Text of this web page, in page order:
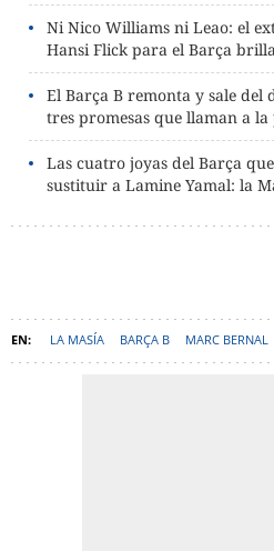
Ni Nico Williams ni Leao: el
Hansi Flick para el Barça
El Barça B remonta y sale del
tres promesas que llaman a
Las cuatro joyas del Barça
sustituir a Lamine Yamal: la
LA MASÍA BARÇA B MARC BERNAL